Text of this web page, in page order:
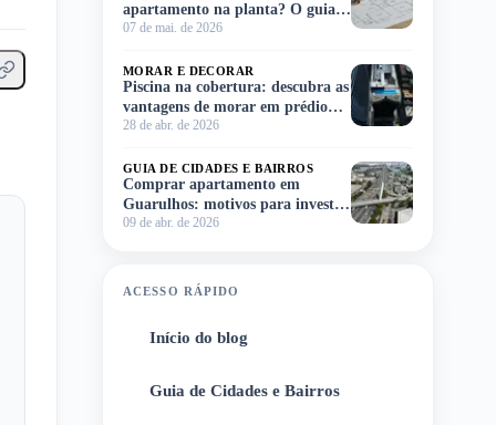
apartamento na planta? O guia
completo para você decidir sem
07 de mai. de 2026
MORAR E DECORAR
Piscina na cobertura: descubra as
vantagens de morar em prédio
com lazer no rooftop
28 de abr. de 2026
GUIA DE CIDADES E BAIRROS
Comprar apartamento em
Guarulhos: motivos para investir
na região
09 de abr. de 2026
ACESSO RÁPIDO
Início do blog
Guia de Cidades e Bairros